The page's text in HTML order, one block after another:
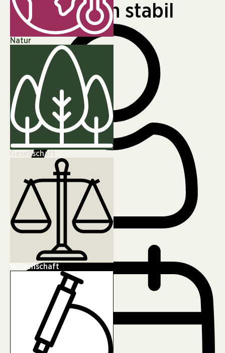
Natur
Gesellschaft
Wissenschaft
Vogelzahlen stabil
FREDA Redaktion